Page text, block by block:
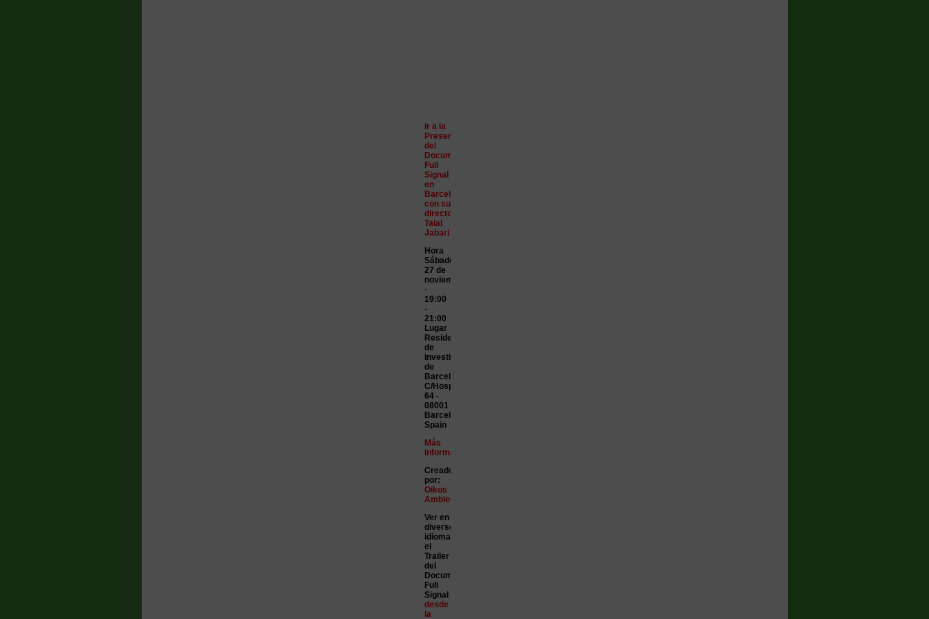
Ir a la
Presentación
del
Documental
Full
Signal
en
Barcelona
con su
director,
Talal
Jabari
Hora
Sábado,
27 de
noviembre
·
19:00
-
21:00
Lugar
Residencia
de
Investigadores
de
Barcelona
C/Hospital,
64 -
08001
Barcelona,
Spain
Más
información
Creado
por:
Oikos
Ambiental
Ver en
diversos
idiomas
el
Trailer
del
Documental
Full
Signal
desde
la